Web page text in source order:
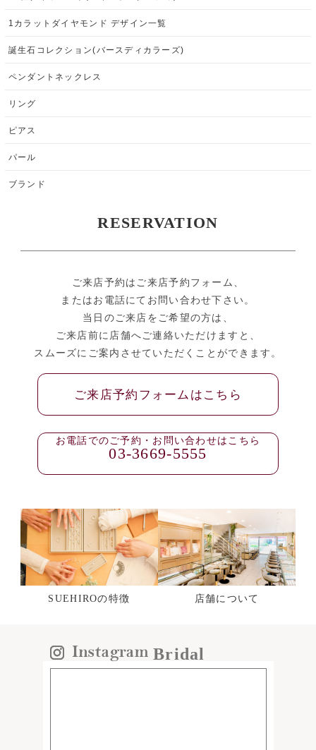
1カラットダイヤモンド デザイン一覧
誕生石コレクション(バースディカラーズ)
ペンダントネックレス
リング
ピアス
パール
ブランド
RESERVATION
ご来店予約はご来店予約フォーム、
またはお電話にてお問い合わせ下さい。
当日のご来店をご希望の方は、
ご来店前に店舗へご連絡いただけますと、
スムーズにご案内させていただくことができます。
ご来店予約フォームはこちら
お電話でのご予約・お問い合わせはこちら
03-3669-5555
SUEHIROの特徴 店舗について
Bridal